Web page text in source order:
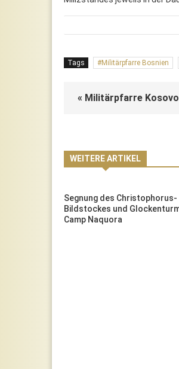
Tags Militärpfarre Bosnien
« Militärpfarre Kosovo
WEITERE ARTIKEL
Segnung des Christophorus-
Bildstockes und
Camp Naquora